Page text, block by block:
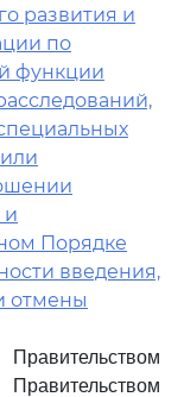
развития и
по
функции
и
Порядке
введения,
отмены